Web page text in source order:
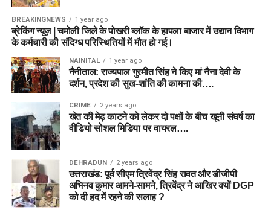
BREAKINGNEWS 1 year ago
ब्रेकिंग न्यूज़ | चमोली जिले के पोखरी ब्लॉक के हापला बाजार में उद्यान विभाग
के कर्मचारी की संदिग्ध परिस्थितियों में मौत हो गई।
NAINITAL 1 year ago
नैनीताल: राज्यपाल गुरमीत सिंह ने किए मां नैना देवी के
दर्शन, प्रदेश की सुख-शांति की कामना की….
CRIME 2 years ago
खेत की मेढ़ काटने को लेकर दो पक्षों के बीच खूनी संघर्ष का
वीडियो सोशल मिडिया पर वायरल….
DEHRADUN 2 years ago
उत्तराखंड: पूर्व सीएम त्रिवेंद्र सिंह रावत और डीजीपी
अभिनव कुमार आमने-सामने, त्रिवेंद्र ने आखिर क्यों DGP
को दी हद में रहने की सलाह ?